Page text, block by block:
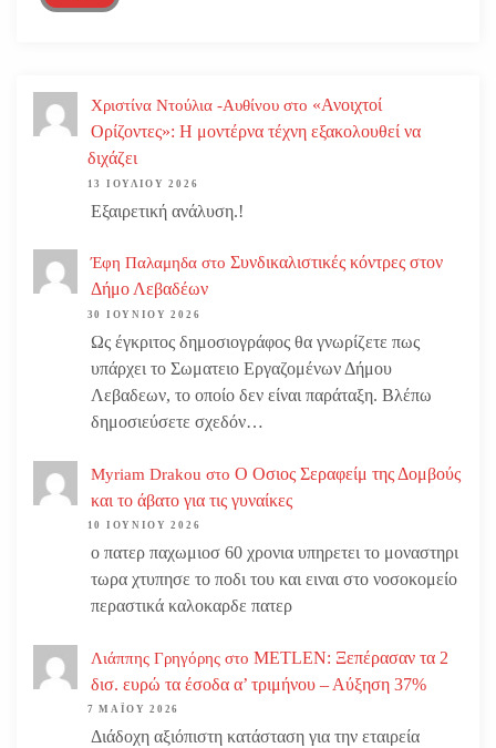
Χριστίνα Ντούλια -Αυθίνου στο «Ανοιχτοί
Ορίζοντες»: Η μοντέρνα τέχνη εξακολουθεί να
διχάζει
13 ΙΟΥΛΊΟΥ 2026
Εξαιρετική ανάλυση.!
Έφη Παλαμηδα στο Συνδικαλιστικές κόντρες στον
Δήμο Λεβαδέων
30 ΙΟΥΝΊΟΥ 2026
Ως έγκριτος δημοσιογράφος θα γνωρίζετε πως
υπάρχει το Σωματειο Εργαζομένων Δήμου
Λεβαδεων, το οποίο δεν είναι παράταξη. Βλέπω
δημοσιεύσετε σχεδόν…
Myriam Drakou στο Ο Οσιος Σεραφείμ της Δομβούς
και το άβατο για τις γυναίκες
10 ΙΟΥΝΊΟΥ 2026
ο πατερ παχωμιοσ 60 χρονια υπηρετει το μοναστηρι
τωρα χτυπησε το ποδι του και ειναι στο νοσοκομείο
περαστικά καλοκαρδε πατερ
Λιάππης Γρηγόρης στο METLEN: Ξεπέρασαν τα 2
δισ. ευρώ τα έσοδα α’ τριμήνου – Αύξηση 37%
7 ΜΑΪ́ΟΥ 2026
Διάδοχη αξιόπιστη κατάσταση για την εταιρεία